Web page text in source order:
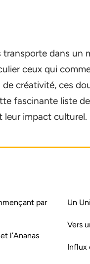
dans un
ceux qui
créativité, ces
fascinante liste
leur impact culturel.
par
l’Ananas
Un
Vers
Influx